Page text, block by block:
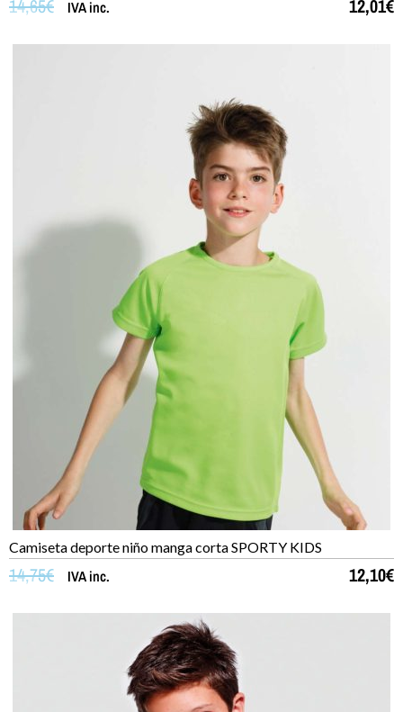
14,65€ 12,01€
IVA inc.
Camiseta deporte niño manga corta SPORTY KIDS
14,75€ 12,10€
IVA inc.